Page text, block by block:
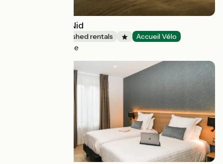
Clairseine - Le Nid
Lodgings and furnished rentals Accueil Vélo
Porte-de-Seine